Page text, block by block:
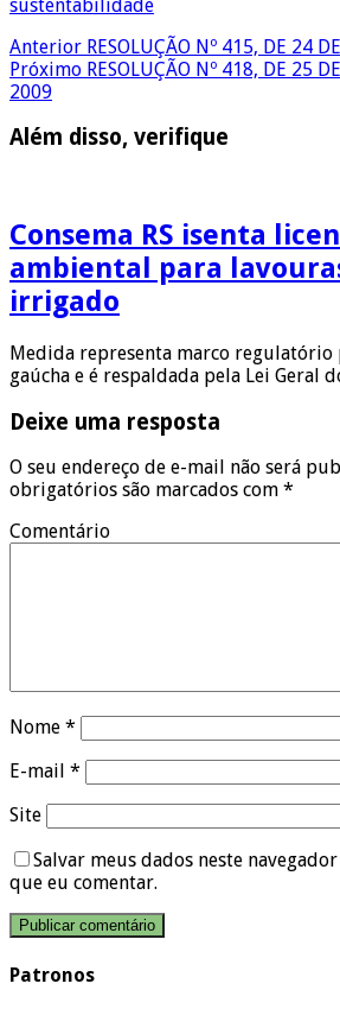
sustentabilidade
Anterior RESOLUÇÃO Nº 415, DE 24
Próximo RESOLUÇÃO Nº 418, DE 25
2009
Além disso, verifique
Consema RS isenta
ambiental para
irrigado
Medida representa marco
gaúcha e é respaldada pela Lei Geral
Deixe uma resposta
O seu endereço de e-mail não será
obrigatórios são marcados com *
Comentário
Nome *
E-mail *
Site
Salvar meus dados neste
que eu comentar.
Patronos